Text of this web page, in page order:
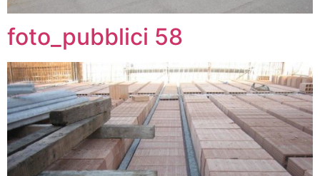
foto_pubblici 58